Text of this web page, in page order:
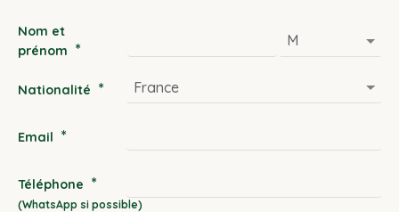
Nom et
prénom *
Nationalité *
Email *
Téléphone *